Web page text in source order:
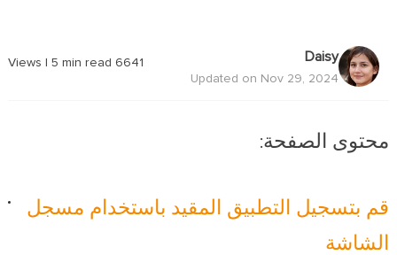
Daisy
Updated on Nov 29, 2024
6641
| 5 min read
محتوى الصفحة:
قم بتسجيل التطبيق المقيد باستخدام مسجل
الشاشة